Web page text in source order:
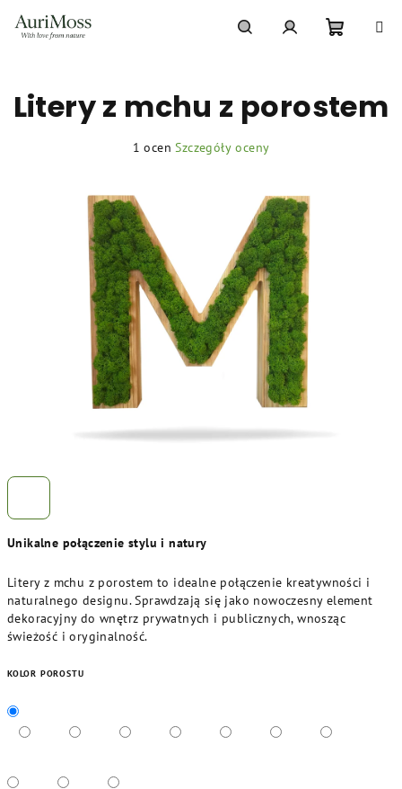
się
Unikalne połączenie stylu i natury
Litery z mchu z porostem to idealne połączenie kreatywności i
naturalnego designu. Sprawdzają się jako nowoczesny element
dekoracyjny do wnętrz prywatnych i publicznych, wnosząc
świeżość i oryginalność.
KOLOR POROSTU
Litery z mchu z porostem
Średnia
wynosi
5,0
na
5
gwiazdek.
1 ocen Szczegóły oceny